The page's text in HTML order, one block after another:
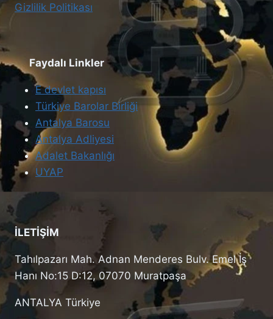
Gizlilik Politikası
Faydalı Linkler
E devlet kapısı
Türkiye Barolar Birliği
Antalya Barosu
Antalya Adliyesi
Adalet Bakanlığı
UYAP
İLETİŞİM
Tahılpazarı Mah. Adnan Menderes Bulv. Emel İş
Hanı No:15 D:12, 07070 Muratpaşa
ANTALYA Türkiye